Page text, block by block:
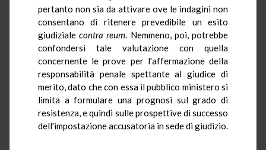
pertanto non sia da attivare ove le indagini non
consentano di ritenere prevedibile un esito
giudizialecontra reum. Nemmeno, poi, potrebbe
confondersi tale valutazione con quella
concernente le prove per l'affermazione della
responsabilità penale spettante al giudice di
merito, dato che con essa il pubblico ministero si
limita a formulare una prognosi sul grado di
resistenza, e quindi sulle prospettive di successo
dell'impostazione accusatoria in sede di giudizio.